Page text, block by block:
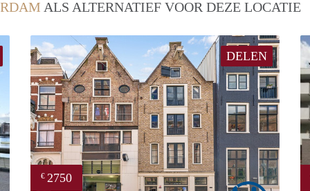
ALS ALTERNATIEF VOOR DEZE LOCATIE
Woning
DELEN
€ 2750
Marco